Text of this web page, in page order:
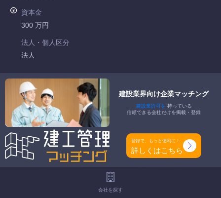
資本金
300 万円
法人・個人区分
法人
許可番号
京都府知事許可 第031672号
特定建設業
-
一般建設業
土木一式工事業 建築一式工事業 とび・土木工事業 鋼構造物
工事業 舗装工事業 解体工事業
建設業界向け企業マッチング
建設業許可を 持っている
信頼できる会社だけを掲載・登録
登録で、もっと便利に！
詳しくはこちら
会社を探す